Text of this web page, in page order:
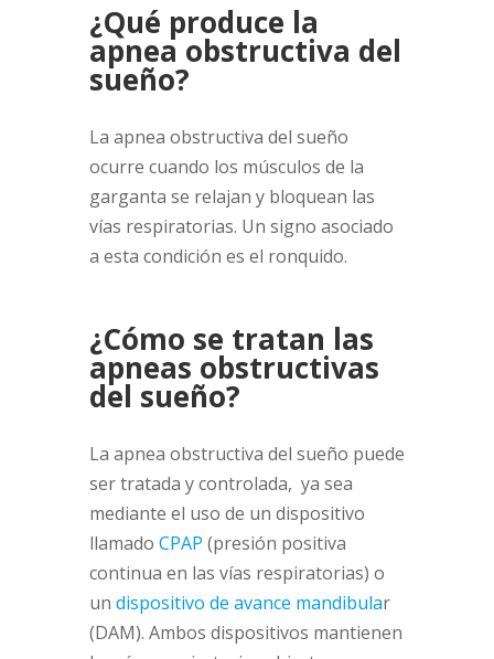
¿Qué produce la
apnea obstructiva del
sueño?
La apnea obstructiva del sueño
ocurre cuando los músculos de la
garganta se relajan y bloquean las
vías respiratorias. Un signo asociado
a esta condición es el ronquido.
¿Cómo se tratan las
apneas obstructivas
del sueño?
La apnea obstructiva del sueño puede
ser tratada y controlada, ya sea
mediante el uso de un dispositivo
llamado CPAP (presión positiva
continua en las vías respiratorias) o
un dispositivo de avance mandibular
(DAM). Ambos dispositivos mantienen